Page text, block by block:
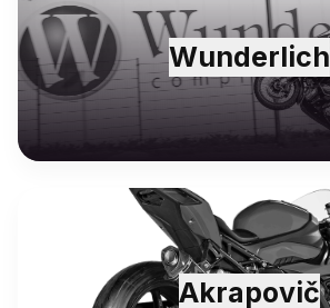
Wunderlich
Akrapovič